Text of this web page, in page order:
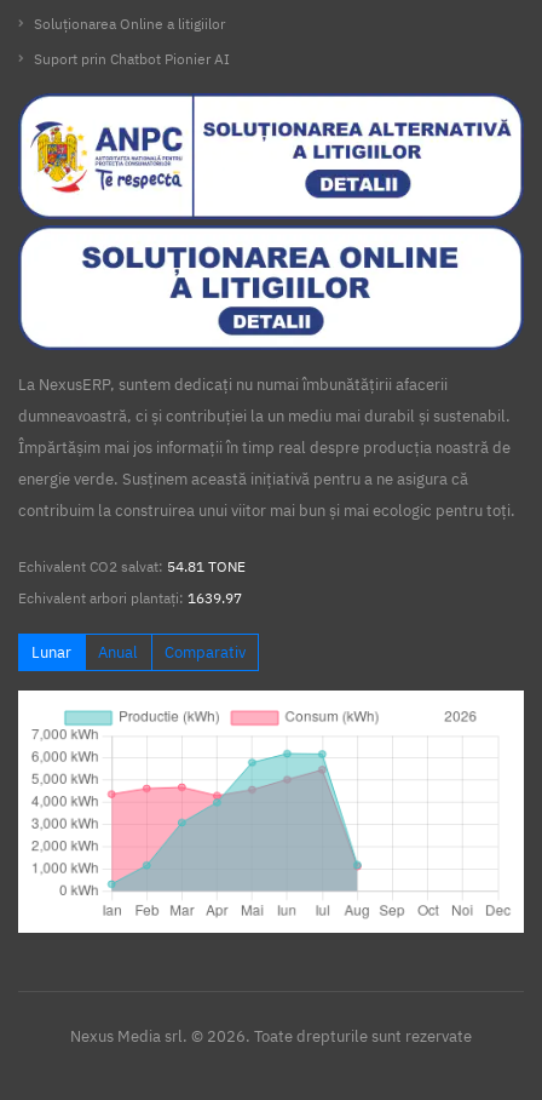
Soluționarea Online a litigiilor
Suport prin Chatbot Pionier AI
La NexusERP, suntem dedicați nu numai îmbunătățirii afacerii
dumneavoastră, ci și contribuției la un mediu mai durabil și sustenabil.
Împărtășim mai jos informații în timp real despre producția noastră de
energie verde. Susținem această inițiativă pentru a ne asigura că
contribuim la construirea unui viitor mai bun și mai ecologic pentru toți.
Echivalent CO2 salvat: 54.81 TONE
Echivalent arbori plantați: 1639.97
Lunar Anual Comparativ
Nexus Media srl. © 2026. Toate drepturile sunt rezervate